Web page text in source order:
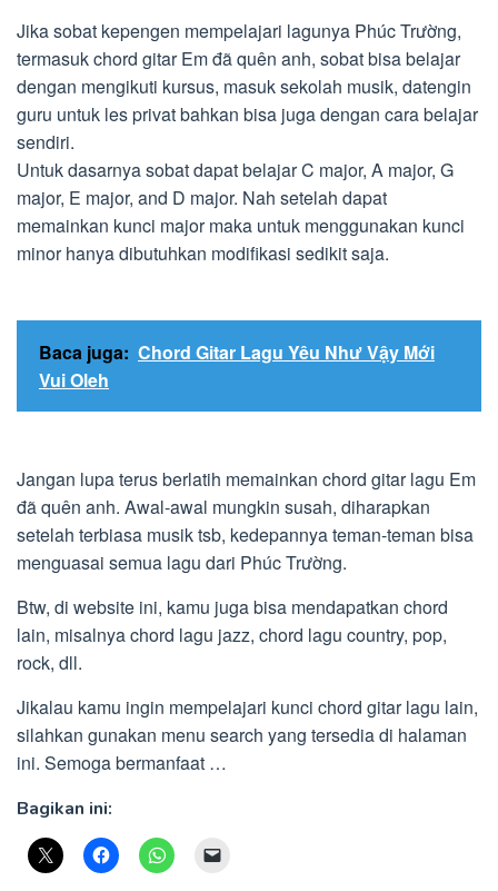
Jika sobat kepengen mempelajari lagunya Phúc Trường,
termasuk chord gitar Em đã quên anh, sobat bisa belajar
dengan mengikuti kursus, masuk sekolah musik, datengin
guru untuk les privat bahkan bisa juga dengan cara belajar
sendiri.
Untuk dasarnya sobat dapat belajar C major, A major, G
major, E major, and D major. Nah setelah dapat
memainkan kunci major maka untuk menggunakan kunci
minor hanya dibutuhkan modifikasi sedikit saja.
Baca juga: Chord Gitar Lagu Yêu Như Vậy Mới
Vui Oleh
Jangan lupa terus berlatih memainkan chord gitar lagu Em
đã quên anh. Awal-awal mungkin susah, diharapkan
setelah terbiasa musik tsb, kedepannya teman-teman bisa
menguasai semua lagu dari Phúc Trường.
Btw, di website ini, kamu juga bisa mendapatkan chord
lain, misalnya chord lagu jazz, chord lagu country, pop,
rock, dll.
Jikalau kamu ingin mempelajari kunci chord gitar lagu lain,
silahkan gunakan menu search yang tersedia di halaman
ini. Semoga bermanfaat …
Bagikan ini: